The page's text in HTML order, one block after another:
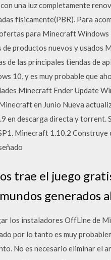
una luz completamente
físicamente(PBR). Para
para Minecraft
productos nuevos y
de las principales tiendas de
10, y es muy probable que
Minecraft Ender Update
en Junio Nueva
en descarga directa y torrent.
Minecraft 1.10.2 Construye
trae el juego
generados
los instaladores OffLine de
por lo tanto es muy
No es necesario eliminar